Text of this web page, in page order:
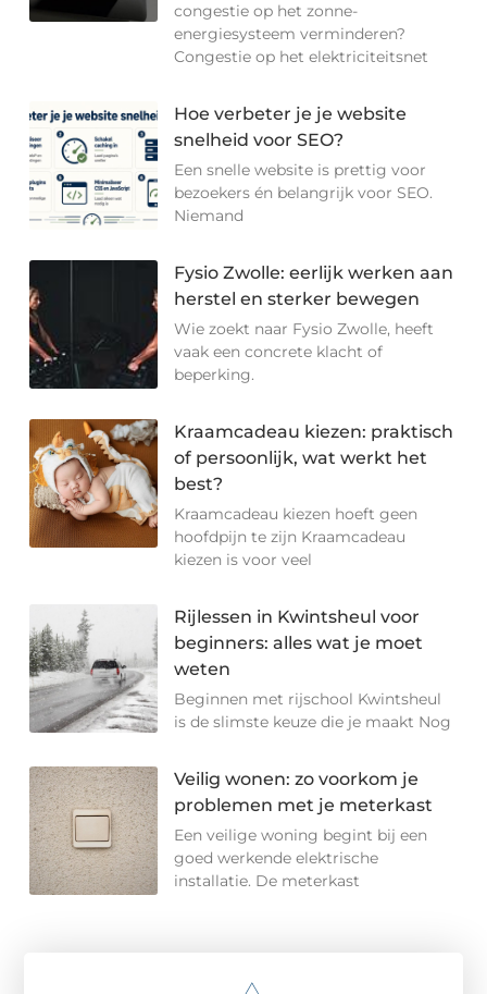
congestie op het zonne-
energiesysteem verminderen?
Congestie op het elektriciteitsnet
Hoe verbeter je je website
snelheid voor SEO?
Een snelle website is prettig voor
bezoekers én belangrijk voor SEO.
Niemand
Fysio Zwolle: eerlijk werken aan
herstel en sterker bewegen
Wie zoekt naar Fysio Zwolle, heeft
vaak een concrete klacht of
beperking.
Kraamcadeau kiezen: praktisch
of persoonlijk, wat werkt het
best?
Kraamcadeau kiezen hoeft geen
hoofdpijn te zijn Kraamcadeau
kiezen is voor veel
Rijlessen in Kwintsheul voor
beginners: alles wat je moet
weten
Beginnen met rijschool Kwintsheul
is de slimste keuze die je maakt Nog
Veilig wonen: zo voorkom je
problemen met je meterkast
Een veilige woning begint bij een
goed werkende elektrische
installatie. De meterkast